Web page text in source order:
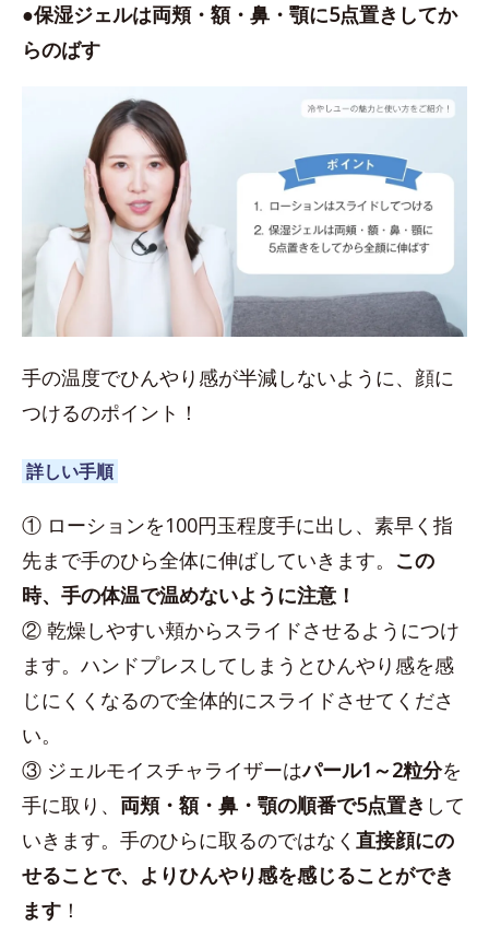
●保湿ジェルは両頬・額・鼻・顎に5点置きしてか
らのばす
手の温度でひんやり感が半減しないように、顔に
つけるのポイント！
詳しい手順
① ローションを100円玉程度手に出し、素早く指
先まで手のひら全体に伸ばしていきます。 この
時、手の体温で温めないように注意！
② 乾燥しやすい頬からスライドさせるようにつけ
ます。ハンドプレスしてしまうとひんやり感を感
じにくくなるので全体的にスライドさせてくださ
い。
③ ジェルモイスチャライザーはパール1～2粒分を
手に取り、 両頬・額・鼻・顎の順番で5点置き して
いきます。手のひらに取るのではなく 直接顔にの
せることで、よりひんやり感を感じることができ
ます ！